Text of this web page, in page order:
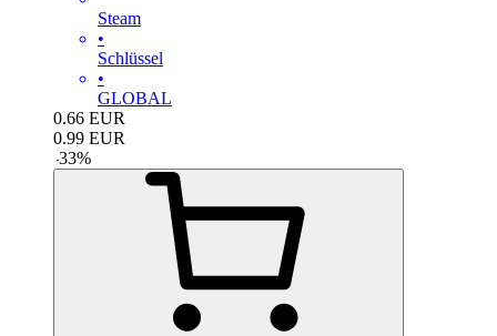
Steam
•
Schlüssel
•
GLOBAL
0.66 EUR
0.99 EUR
-33%